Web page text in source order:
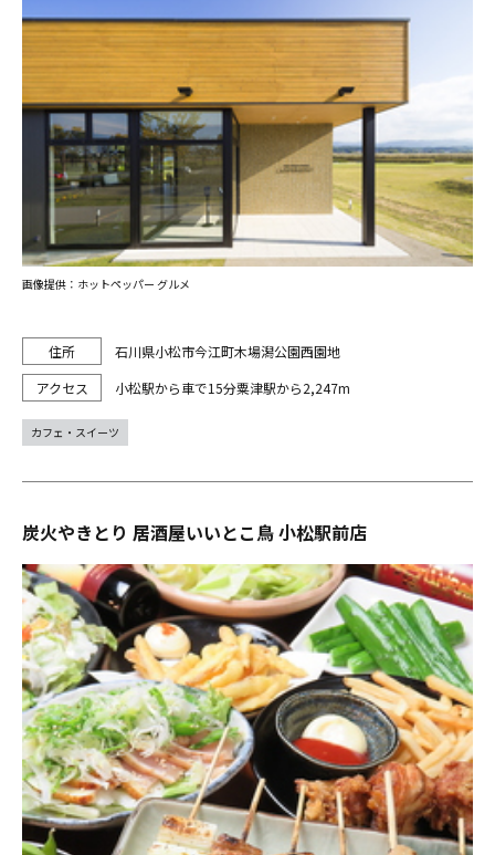
石川県小松市今江町木場潟公園西園地
小松駅から車で15分粟津駅から2,247m
画像提供：ホットペッパー グルメ
カフェ・スイーツ
炭火やきとり 居酒屋いいとこ鳥 小松駅前店